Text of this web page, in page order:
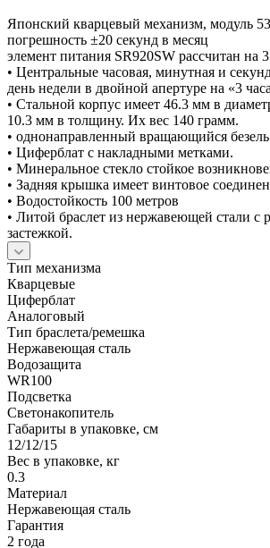
Японский кварцевый механизм, модуль
погрешность ±20 секунд в месяц
элемент питания SR920SW рассчитан на
• Центральные часовая, минутная и
день недели в двойной апертуре на «3
• Стальной корпус имеет 46.3 мм в
10.3 мм в толщину. Их вес 140 грамм.
• однонаправленный вращающийся безель
• Циферблат с накладными метками.
• Минеральное стекло стойкое
• Задняя крышка имеет винтовое
• Водостойкость 100 метров
• Литой браслет из нержавеющей стали с
застежкой.
Тип механизма
Кварцевые
Циферблат
Аналоговый
Тип браслета/ремешка
Нержавеющая сталь
Водозащита
WR100
Подсветка
Светонакопитель
Габариты в упаковке, см
12/12/15
Вес в упаковке, кг
0.3
Материал
Нержавеющая сталь
Гарантия
2 года